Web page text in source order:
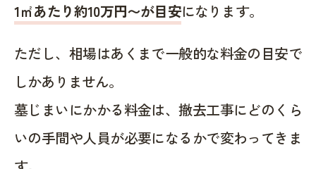
1㎡あたり約10万円〜が目安になります。
ただし、相場はあくまで一般的な料金の目安で
しかありません。
墓じまいにかかる料金は、撤去工事にどのくら
いの手間や人員が必要になるかで変わってきま